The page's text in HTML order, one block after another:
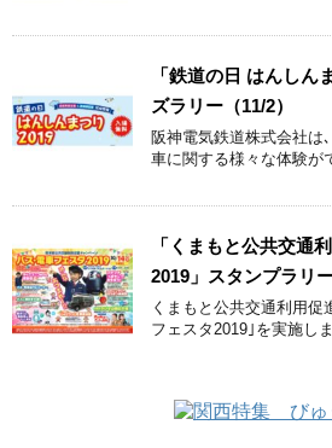
「鉄道の日 はんしん
ズラリー（11/2）
阪神電気鉄道株式会社は
車に関する様々な体験が
「くまもと公共交通
2019」スタンプラリ
くまもと公共交通利用
フェスタ2019｣を実施し